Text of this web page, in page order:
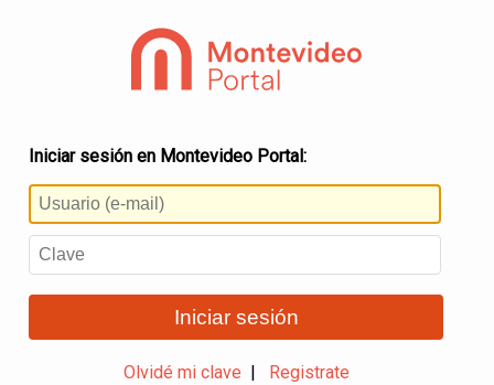
Iniciar sesión en Montevideo Portal:
Iniciar sesión
Olvidé mi clave Registrate